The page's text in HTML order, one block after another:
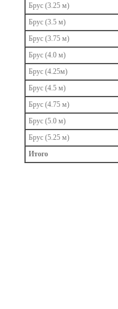
Брус (3.25 м)
Брус (3.5 м)
Брус (3.75 м)
Брус (4.0 м)
Брус (4.25м)
Брус (4.5 м)
Брус (4.75 м)
Брус (5.0 м)
Брус (5.25 м)
Итого